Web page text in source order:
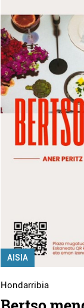
AISIA
Hondarribia